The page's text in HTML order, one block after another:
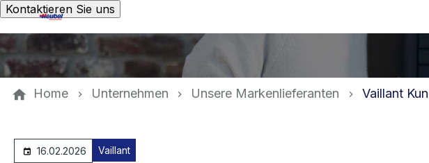
Kontaktieren Sie uns
Home Unternehmen Unsere Markenlieferanten Vaillant
16.02.2026 Vaillant